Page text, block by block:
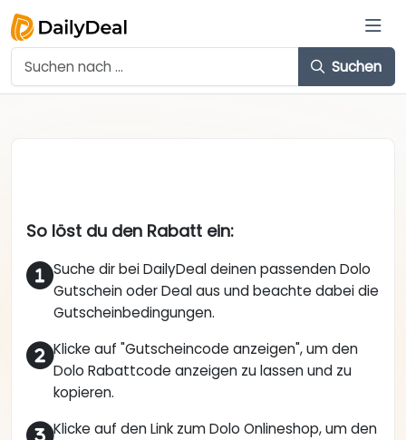
Suchen
So löst du den Rabatt ein:
Suche dir bei DailyDeal deinen passenden Dolo
Gutschein oder Deal aus und beachte dabei die
Gutscheinbedingungen.
Klicke auf "Gutscheincode anzeigen", um den
Dolo Rabattcode anzeigen zu lassen und zu
kopieren.
Klicke auf den Link zum Dolo Onlineshop, um den